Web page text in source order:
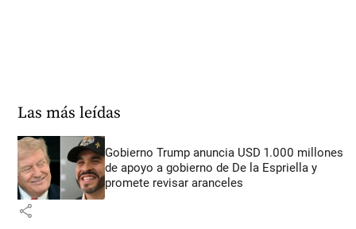
Las más leídas
Gobierno Trump anuncia USD 1.000 millones
de apoyo a gobierno de De la Espriella y
promete revisar aranceles
share